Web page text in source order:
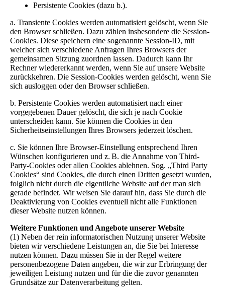
Persistente Cookies (dazu b.).
a. Transiente Cookies werden automatisiert gelöscht, wenn Sie
den Browser schließen. Dazu zählen insbesondere die Session-
Cookies. Diese speichern eine sogenannte Session-ID, mit
welcher sich verschiedene Anfragen Ihres Browsers der
gemeinsamen Sitzung zuordnen lassen. Dadurch kann Ihr
Rechner wiedererkannt werden, wenn Sie auf unsere Website
zurückkehren. Die Session-Cookies werden gelöscht, wenn Sie
sich ausloggen oder den Browser schließen.
b. Persistente Cookies werden automatisiert nach einer
vorgegebenen Dauer gelöscht, die sich je nach Cookie
unterscheiden kann. Sie können die Cookies in den
Sicherheitseinstellungen Ihres Browsers jederzeit löschen.
c. Sie können Ihre Browser-Einstellung entsprechend Ihren
Wünschen konfigurieren und z. B. die Annahme von Third-
Party-Cookies oder allen Cookies ablehnen. Sog. „Third Party
Cookies“ sind Cookies, die durch einen Dritten gesetzt wurden,
folglich nicht durch die eigentliche Website auf der man sich
gerade befindet. Wir weisen Sie darauf hin, dass Sie durch die
Deaktivierung von Cookies eventuell nicht alle Funktionen
dieser Website nutzen können.
Weitere Funktionen und Angebote unserer Website
(1) Neben der rein informatorischen Nutzung unserer Website
bieten wir verschiedene Leistungen an, die Sie bei Interesse
nutzen können. Dazu müssen Sie in der Regel weitere
personenbezogene Daten angeben, die wir zur Erbringung der
jeweiligen Leistung nutzen und für die die zuvor genannten
Grundsätze zur Datenverarbeitung gelten.